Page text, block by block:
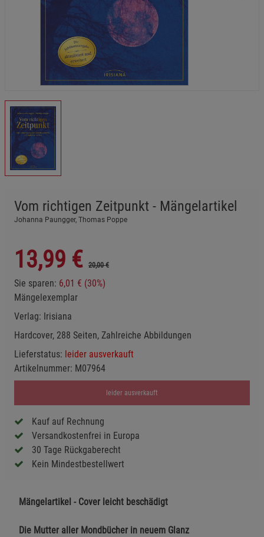
Vom richtigen Zeitpunkt - Mängelartikel
Johanna Paungger, Thomas Poppe
13,99 € 20,00 €
Sie sparen: 6,01 € (30%)
Mängelexemplar
Verlag: Irisiana
Hardcover, 288 Seiten, Zahlreiche Abbildungen
Lieferstatus: leider ausverkauft
Artikelnummer: M07964
leider ausverkauft
Kauf auf Rechnung
Versandkostenfrei in Europa
30 Tage Rückgaberecht
Kein Mindestbestellwert
Mängelartikel - Cover leicht beschädigt
Die Mutter aller Mondbücher in neuem Glanz